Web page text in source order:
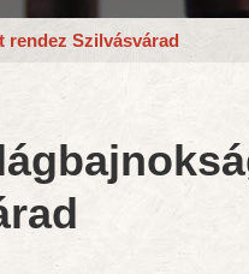
rendez Szilvásvárad